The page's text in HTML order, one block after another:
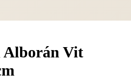
Alborán Vit